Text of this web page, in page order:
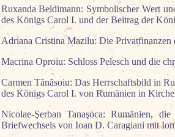
Ruxanda Beldimann: Symbolischer Wert
des Königs Carol I. und der Beitrag der
Adriana Cristina Mazilu: Die Privatfinanzen
Macrina Oproiu: Schloss Pelesch und die
Carmen Tănăsoiu: Das Herrschaftsbild in
des Königs Carol I. von Rumänien in
Nicolae-Şerban Tanaşoca: Rumänien,
Briefwechsels von Ioan D. Caragiani mit